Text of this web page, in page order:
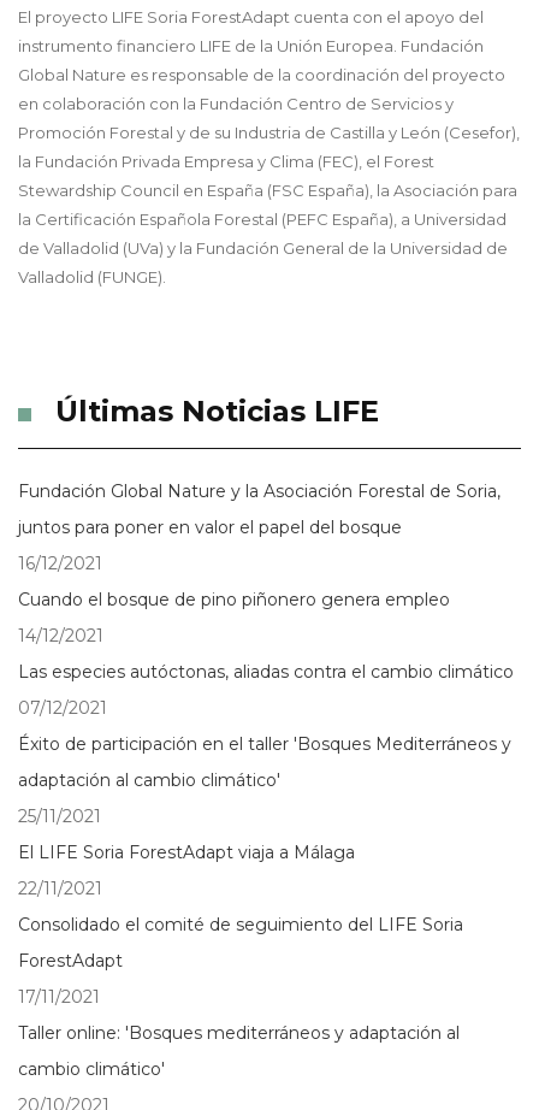
El proyecto LIFE Soria ForestAdapt cuenta con el apoyo del
instrumento financiero LIFE de la Unión Europea. Fundación
Global Nature es responsable de la coordinación del proyecto
en colaboración con la Fundación Centro de Servicios y
Promoción Forestal y de su Industria de Castilla y León (Cesefor),
la Fundación Privada Empresa y Clima (FEC), el Forest
Stewardship Council en España (FSC España), la Asociación para
la Certificación Española Forestal (PEFC España), a Universidad
de Valladolid (UVa) y la Fundación General de la Universidad de
Valladolid (FUNGE).
Últimas Noticias LIFE
Fundación Global Nature y la Asociación Forestal de Soria,
juntos para poner en valor el papel del bosque
16/12/2021
Cuando el bosque de pino piñonero genera empleo
14/12/2021
Las especies autóctonas, aliadas contra el cambio climático
07/12/2021
Éxito de participación en el taller 'Bosques Mediterráneos y
adaptación al cambio climático'
25/11/2021
El LIFE Soria ForestAdapt viaja a Málaga
22/11/2021
Consolidado el comité de seguimiento del LIFE Soria
ForestAdapt
17/11/2021
Taller online: 'Bosques mediterráneos y adaptación al
cambio climático'